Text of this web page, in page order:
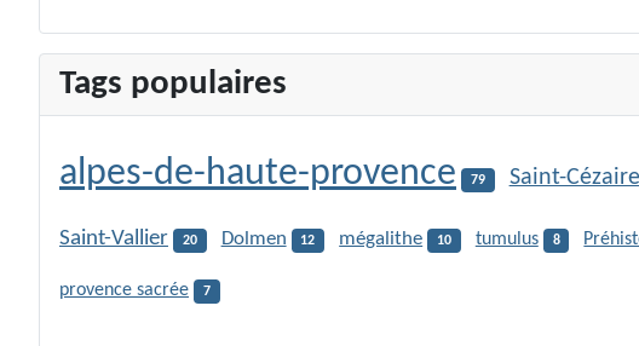
Tags populaires
alpes-de-haute-provence 79 Saint-Cézaire
Saint-Vallier 20 Dolmen 12 mégalithe 10 tumulus 8
provence sacrée 7